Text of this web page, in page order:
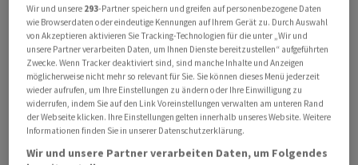
Prozent auf 29.064,80 Punkte nach unten. Der
marktbreite Index S&P 500 verlor 0,16 Prozent auf
7.400,96 Zähler. Beide Börsenbarometer hatten zu
Wochenbeginn Rekordhöhen erklommen. Der nicht von
Tech-Werten dominierte Leitindex Dow Jones Industrial
hingegen legte am Dienstag um 0,11 Prozent auf
49.760,56 Punkte zu.
Wir und unsere 293-Partner speichern und greifen auf personenbezogene Daten
wie Browserdaten oder eindeutige Kennungen auf Ihrem Gerät zu. Durch Auswahl
von Akzeptieren aktivieren Sie Tracking-Technologien für die unter „Wir und
unsere Partner verarbeiten Daten, um Ihnen Dienste bereitzustellen“ aufgeführten
Zwecke. Wenn Tracker deaktiviert sind, sind manche Inhalte und Anzeigen
möglicherweise nicht mehr so relevant für Sie. Sie können dieses Menü jederzeit
wieder aufrufen, um Ihre Einstellungen zu ändern oder Ihre Einwilligung zu
widerrufen, indem Sie auf den Link Voreinstellungen verwalten am unteren Rand
der Webseite klicken. Ihre Einstellungen gelten innerhalb unseres Website. Weitere
Informationen finden Sie in unserer Datenschutzerklärung.
Wir und unsere Partner verarbeiten Daten, um Folgendes